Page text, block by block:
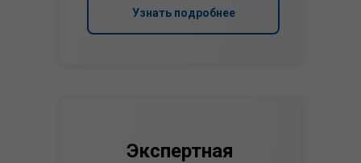
Узнать подробнее
Экспертная